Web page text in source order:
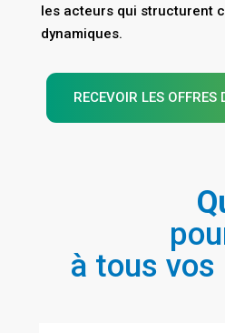
les acteurs qui structurent
dynamiques.
RECEVOIR LES OFFRES
à tous vos